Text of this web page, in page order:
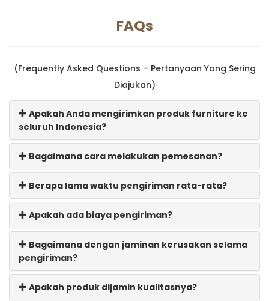
FAQs
(Frequently Asked Questions – Pertanyaan Yang Sering
Diajukan)
Apakah Anda mengirimkan produk furniture ke
seluruh Indonesia?
Bagaimana cara melakukan pemesanan?
Berapa lama waktu pengiriman rata-rata?
Apakah ada biaya pengiriman?
Bagaimana dengan jaminan kerusakan selama
pengiriman?
Apakah produk dijamin kualitasnya?